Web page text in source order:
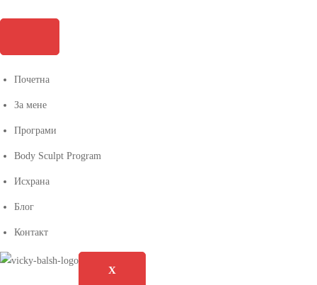
Почетна
За мене
Програми
Body Sculpt Program
Исхрана
Блог
Контакт
X